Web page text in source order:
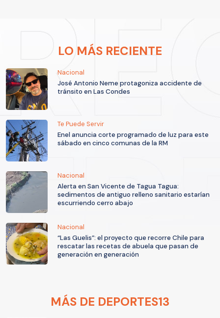
LO MÁS RECIENTE
Nacional
José Antonio Neme protagoniza accidente de
tránsito en Las Condes
Te Puede Servir
Enel anuncia corte programado de luz para este
sábado en cinco comunas de la RM
Nacional
Alerta en San Vicente de Tagua Tagua:
sedimentos de antiguo relleno sanitario estarían
escurriendo cerro abajo
Nacional
“Las Guelis”: el proyecto que recorre Chile para
rescatar las recetas de abuela que pasan de
generación en generación
MÁS DE DEPORTES13